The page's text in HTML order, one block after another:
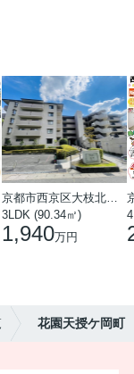
3LDK (90.34㎡)
1,940万円
花園天授ケ岡町